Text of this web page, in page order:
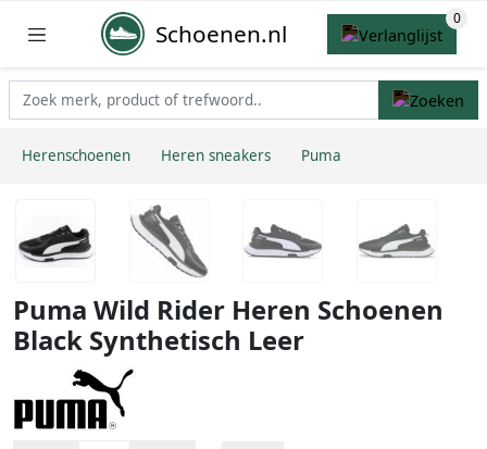
Schoenen.nl
Herenschoenen Heren sneakers Puma
Puma Wild Rider Heren Schoenen
Black Synthetisch Leer